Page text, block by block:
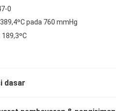
0
389,4ºC pada 760 mmHg
189,3ºC
dasar